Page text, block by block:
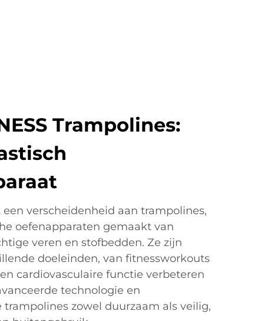
Trampolines:
een verscheidenheid aan trampolines,
oefenapparaten gemaakt van
veren en stofbedden. Ze zijn
doeleinden, van fitnessworkouts
cardiovasculaire functie verbeteren
technologie en
zowel duurzaam als veilig,